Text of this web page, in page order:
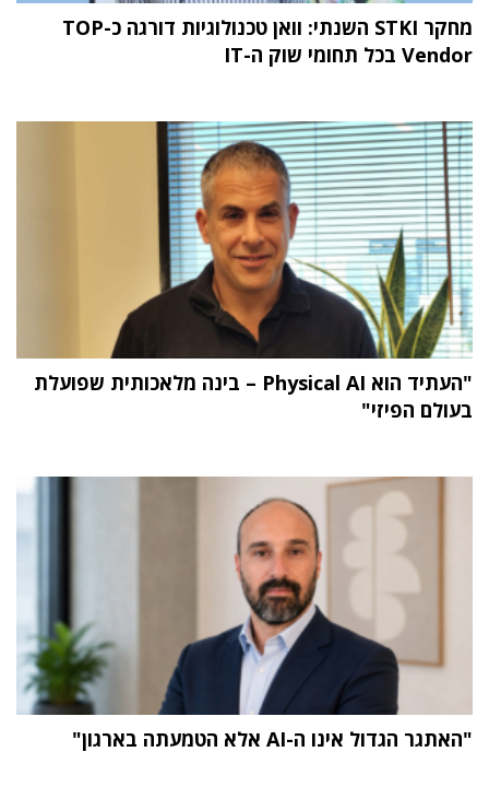
מחקר STKI השנתי: וואן טכנולוגיות דורגה כ-TOP
Vendor בכל תחומי שוק ה-IT
"העתיד הוא Physical AI – בינה מלאכותית שפועלת
בעולם הפיזי"
"האתגר הגדול אינו ה-AI אלא הטמעתה בארגון"